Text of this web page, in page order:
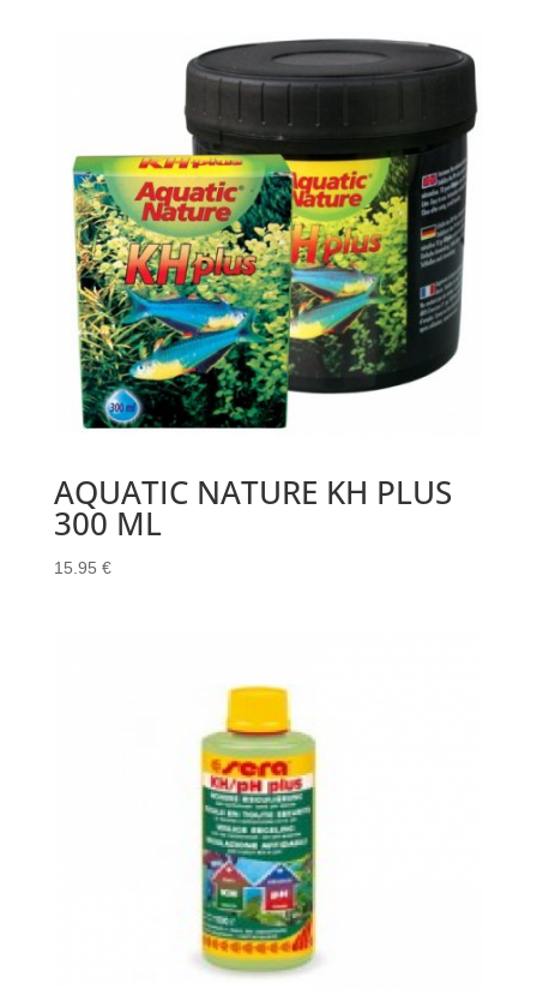
AQUATIC NATURE KH PLUS
300 ML
15.95 €